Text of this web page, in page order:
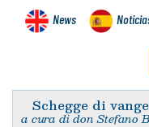
News
Schegge di
a cura di don Stefano